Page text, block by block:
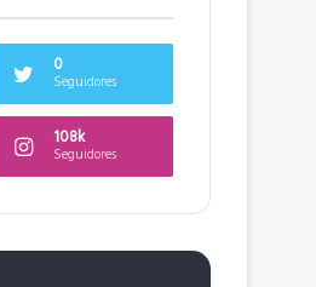
0
Seguidores
108k
Seguidores